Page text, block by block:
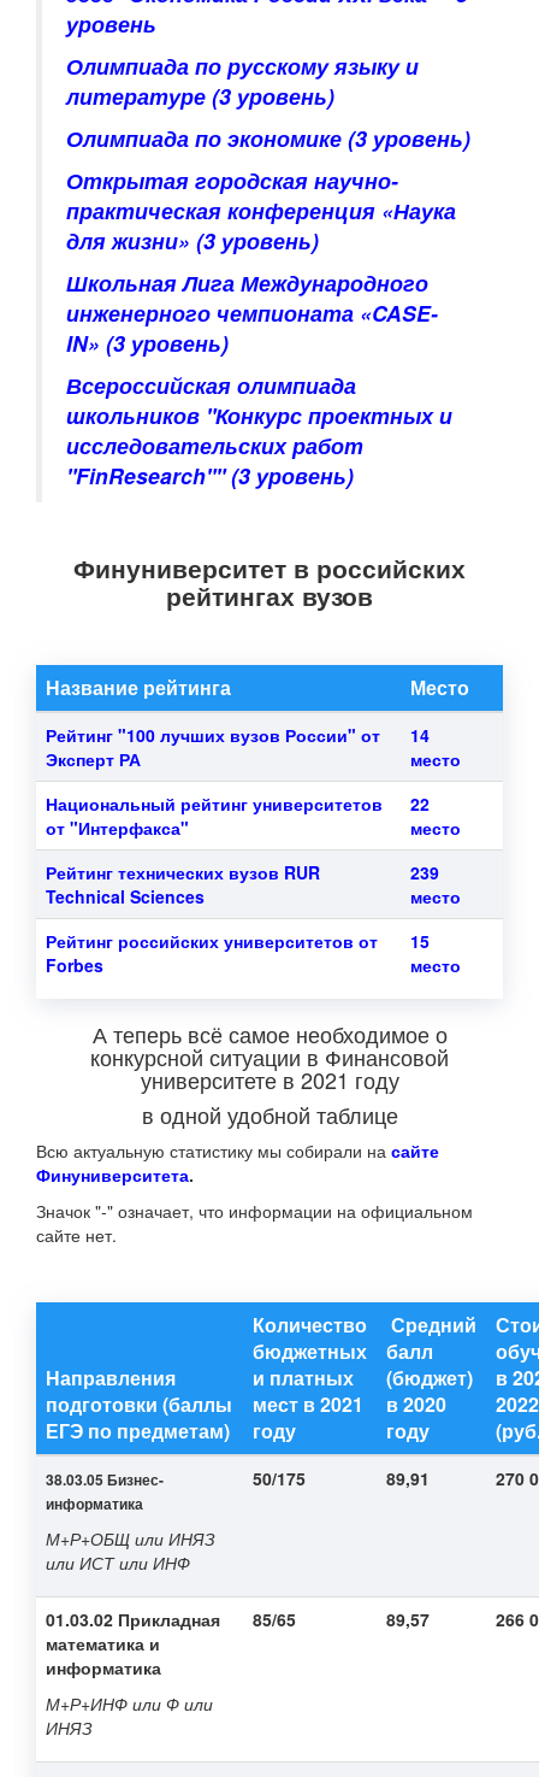
уровень
Олимпиада по русскому языку и
литературе (3 уровень)
Олимпиада по экономике (3 уровень)
Открытая городская научно-
практическая конференция «Наука
для жизни» (3 уровень)
Школьная Лига Международного
инженерного чемпионата «CASE-
IN» (3 уровень)
Всероссийская олимпиада
школьников "Конкурс проектных и
исследовательских работ
"FinResearch""(3 уровень)
Финуниверситет в российских
рейтингах вузов
Название рейтинга Место
Рейтинг "100 лучших вузов России" от
Эксперт РА
14
место
Национальный рейтинг университетов
от "Интерфакса"
22
место
Рейтинг технических вузов RUR
Technical Sciences
239
место
Рейтинг российских университетов от
Forbes
15
место
А теперь всё самое необходимое о
конкурсной ситуации в Финансовой
университете в 2021 году
в одной удобной таблице
Всю актуальную статистику мы собирали на сайте
Финуниверситета.
Значок "-" означает, что информации на официальном
сайте нет.
Направления
подготовки (баллы
ЕГЭ по предметам)
Количество
бюджетных
и платных
мест в 2021
году
Средний
балл
(бюджет)
в 2020
году
в
38.03.05 Бизнес-
информатика
М+Р+ОБЩ или ИНЯЗ
или ИСТ или ИНФ
50/175 89,91 270
01.03.02 Прикладная
математика и
информатика
М+Р+ИНФ или Ф или
ИНЯЗ
85/65 89,57 266